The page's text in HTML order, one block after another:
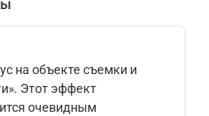
на объекте съемки и
Этот эффект
очевидным